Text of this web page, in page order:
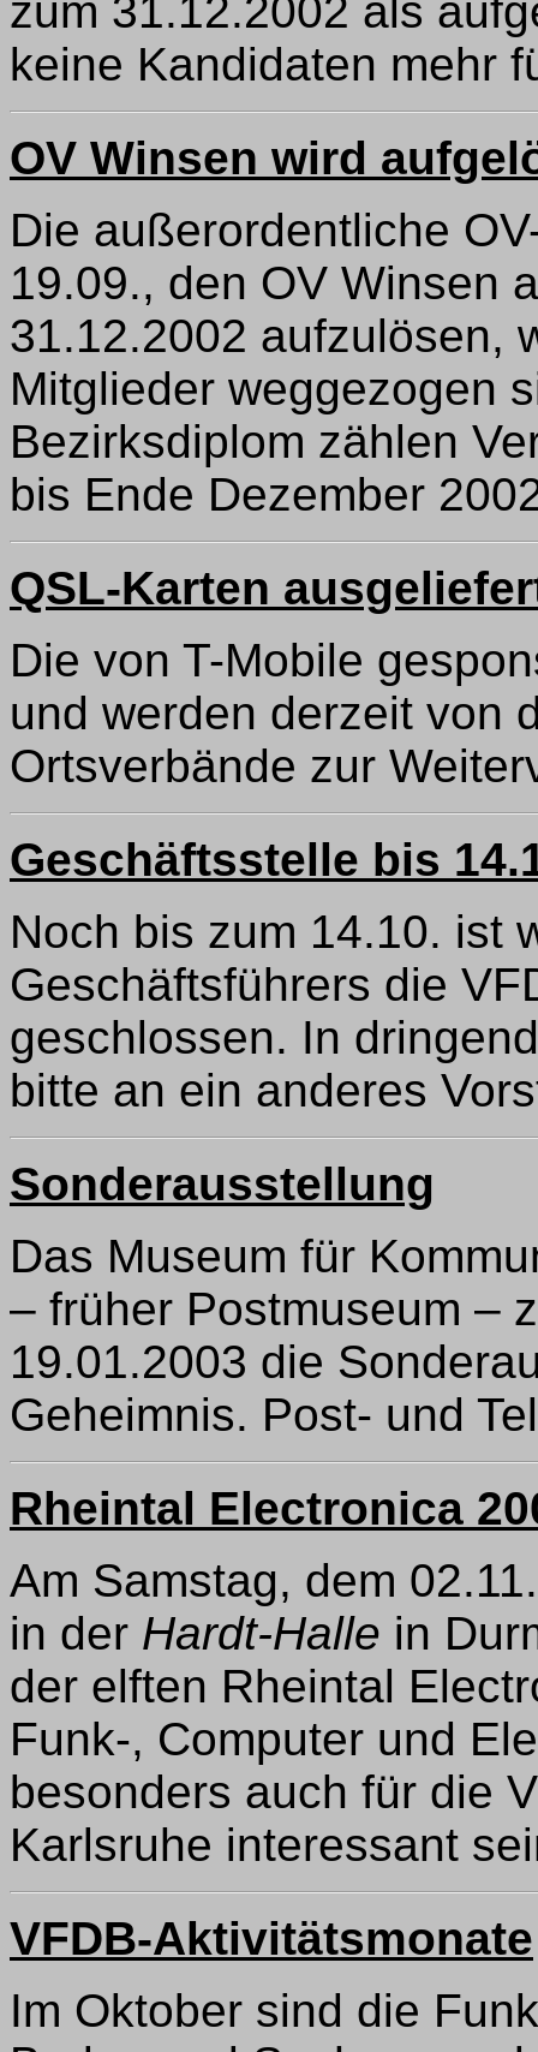
zum 31.12.2002 als
keine Kandidaten mehr
OV Winsen wird
Die außerordentliche
19.09., den OV Winsen
31.12.2002 aufzulösen,
Mitglieder weggezogen
Bezirksdiplom zählen
bis Ende Dezember
QSL-Karten
Die von T-Mobile
und werden derzeit von
Ortsverbände zur
Geschäftsstelle bis
Noch bis zum 14.10. ist
Geschäftsführers die
geschlossen. In
bitte an ein anderes
Sonderausstellung
Das Museum für
– früher Postmuseum –
19.01.2003 die
Geheimnis. Post- und
Rheintal Electronica
Am Samstag, dem
in der Hardt-Halle in
der elften Rheintal
Funk-, Computer und
besonders auch für die
Karlsruhe interessant
VFDB-Aktivitätsmonate
Im Oktober sind die